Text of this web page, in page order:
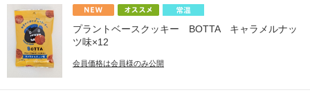
プラントベースクッキー BOTTA キャラメルナッ
ツ味×12
会員価格は会員様のみ公開